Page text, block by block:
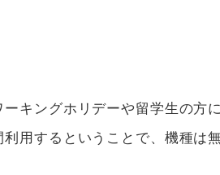
キングホリデーや留学生の方
用するということで、機種は